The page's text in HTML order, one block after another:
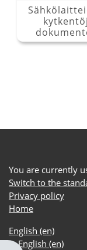
You are currently
Switch to the
Privacy policy
Home
English ‎(en)‎
English ‎(en)‎